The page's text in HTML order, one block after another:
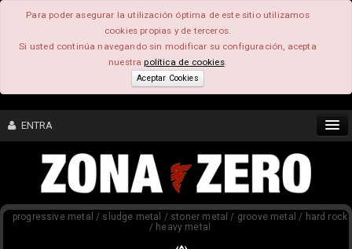
Para poder asegurar la utilización óptima de este sitio utilizamos
cookies propias y de terceros.
Si usted continúa navegando sin modificar su configuración, acepta
nuestrapolítica de cookies.
Aceptar Cookies
ENTRA
CONTENIDO
COMUNIDAD
progressive metal / sludge metal / stoner metal / groove metal / hard rock
/ heavy metal